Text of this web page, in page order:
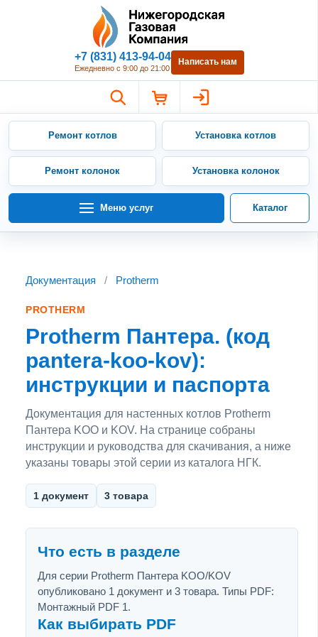
Нижегородская Газовая
+7 (831) 413-94-04
Ежедневно с 9:00 до 21:00
Написать нам
Ремонт котлов Установка котлов
Ремонт колонок Установка колонок
Меню услуг Каталог
Документация / Protherm
PROTHERM
Protherm Пантера. (код
pantera-koo-kov):
инструкции и паспорта
Документация для настенных котлов Protherm
Пантера KOO и KOV. На странице собраны
инструкции и руководства для скачивания, а ниже
указаны товары этой серии из каталога НГК.
1 документ 3 товара
Что есть в разделе
Для серии Protherm Пантера KOO/KOV
опубликовано 1 документ и 3 товара. Типы PDF:
Монтажный PDF 1.
Как выбирать PDF